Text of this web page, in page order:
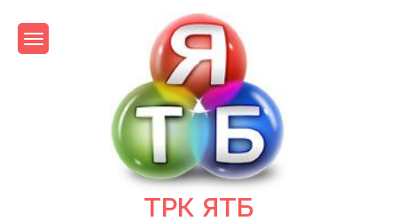
content
ТРК ЯТБ